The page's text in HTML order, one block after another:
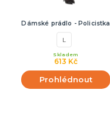
Dámské prádlo - Policistka
L
613 Kč
Skladem
Prohlédnout